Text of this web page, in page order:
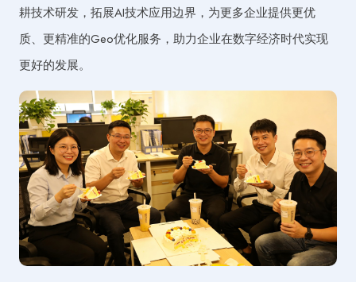
耕技术研发，拓展AI技术应用边界，为更多企业提供更优
质、更精准的Geo优化服务，助力企业在数字经济时代实现
更好的发展。